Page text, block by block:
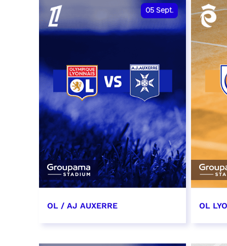
05 Sept.
OL / AJ AUXERRE OL